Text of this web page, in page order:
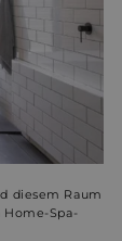
diesem Raum
Spa-